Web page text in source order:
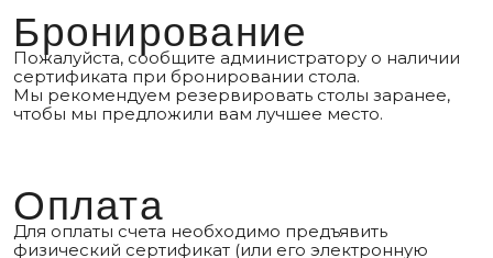
Если сумма чека превышает номинал
сертификата, разницу можно доплатить любым
удобным способом.
Если сумма чека меньше номинала, остаток
не выплачивается денежными средствами,
но может быть использован при следующем